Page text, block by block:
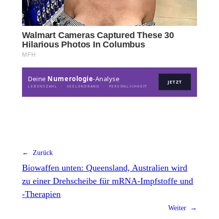
Deine Numerologie-Analyse
LEBENSZAHL · SEELENDRANG · PERSÖNLICHKEIT
JETZT
← Zurück
Biowaffen unten: Queensland, Australien wird
zu einer Drehscheibe für mRNA-Impfstoffe und
-Therapien
Weiter →